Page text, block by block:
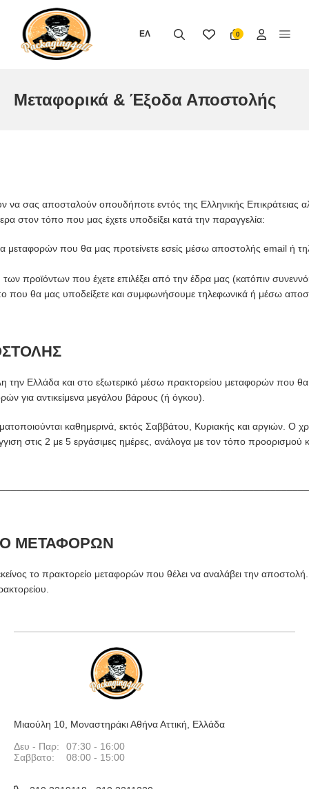
περιεχόμενο
ΕΛ 0
Μεταφορικά & Έξοδα Αποστολής
να σας αποσταλούν οπουδήποτε εντός της Ελληνικής Επικράτειας
στον τόπο που μας έχετε υποδείξει κατά την παραγγελία:
μεταφορών που θα μας προτείνετε εσείς μέσω αποστολής email ή
προϊόντων που έχετε επιλέξει από την έδρα μας (κατόπιν
που θα μας υποδείξετε και συμφωνήσουμε τηλεφωνικά ή μέσω
την Ελλάδα και στο εξωτερικό μέσω πρακτορείου μεταφορών που θα
για αντικείμενα μεγάλου βάρους (ή όγκου).
καθημερινά, εκτός Σαββάτου, Κυριακής και αργιών. Ο
στις 2 με 5 εργάσιμες ημέρες, ανάλογα με τον τόπο προορισμού
ΜΕΤΑΦΟΡΩΝ
το πρακτορείο μεταφορών που θέλει να αναλάβει την
Μιαούλη 10, Μοναστηράκι Αθήνα Αττική, Ελλάδα
Δευ - Παρ:
Σαββατο:
07:30 - 16:00
08:00 - 15:00